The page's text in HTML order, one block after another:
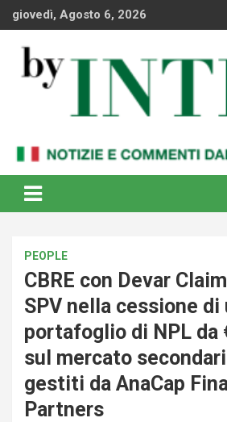
Skipgiovedì, Agosto 6, 2026
By Internews
internazionale
PEOPLE
CBRE con Devar
SPV nella cessione di
portafoglio di NPL da
sul mercato
gestiti da AnaCap
Partners